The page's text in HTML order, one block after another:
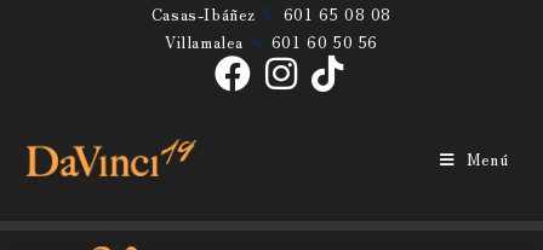
Casas-Ibáñez
601 65 08 08
Villamalea
601 60 50 56
Menú
-TAPAS_Villa